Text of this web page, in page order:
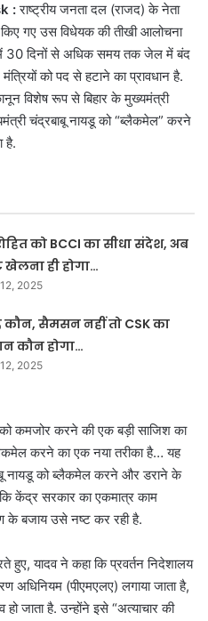
:राष्ट्रीय जनता दल (राजद) के नेता
किए गए उस विधेयक की तीखी आलोचना
30 दिनों से अधिक समय तक जेल में बंद
को पद से हटाने का प्रावधान है.
विशेष रूप से बिहार के मुख्यमंत्री
चंद्रबाबू नायडू को “ब्लैकमेल” करने
है.
को BCCI का सीधा संदेश, अब
खेलना ही होगा…
2025
कौन, सैमसन नहीं तो CSK का
कौन होगा…
2025
कमजोर करने की एक बड़ी साजिश का
करने का एक नया तरीका है… यह
नायडू को ब्लैकमेल करने और डराने के
कि केंद्र सरकार का एकमात्र काम
के बजाय उसे नष्ट कर रही है.
हुए, यादव ने कहा कि प्रवर्तन निदेशालय
अधिनियम (पीएमएलए) लगाया जाता है,
जाता है. उन्होंने इसे “अत्याचार की